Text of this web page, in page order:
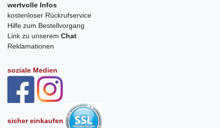
wertvolle Infos
kostenloser Rückrufservice
Hilfe zum Bestellvorgang
Link zu unserem Chat
Reklamationen
soziale Medien
sicher einkaufen